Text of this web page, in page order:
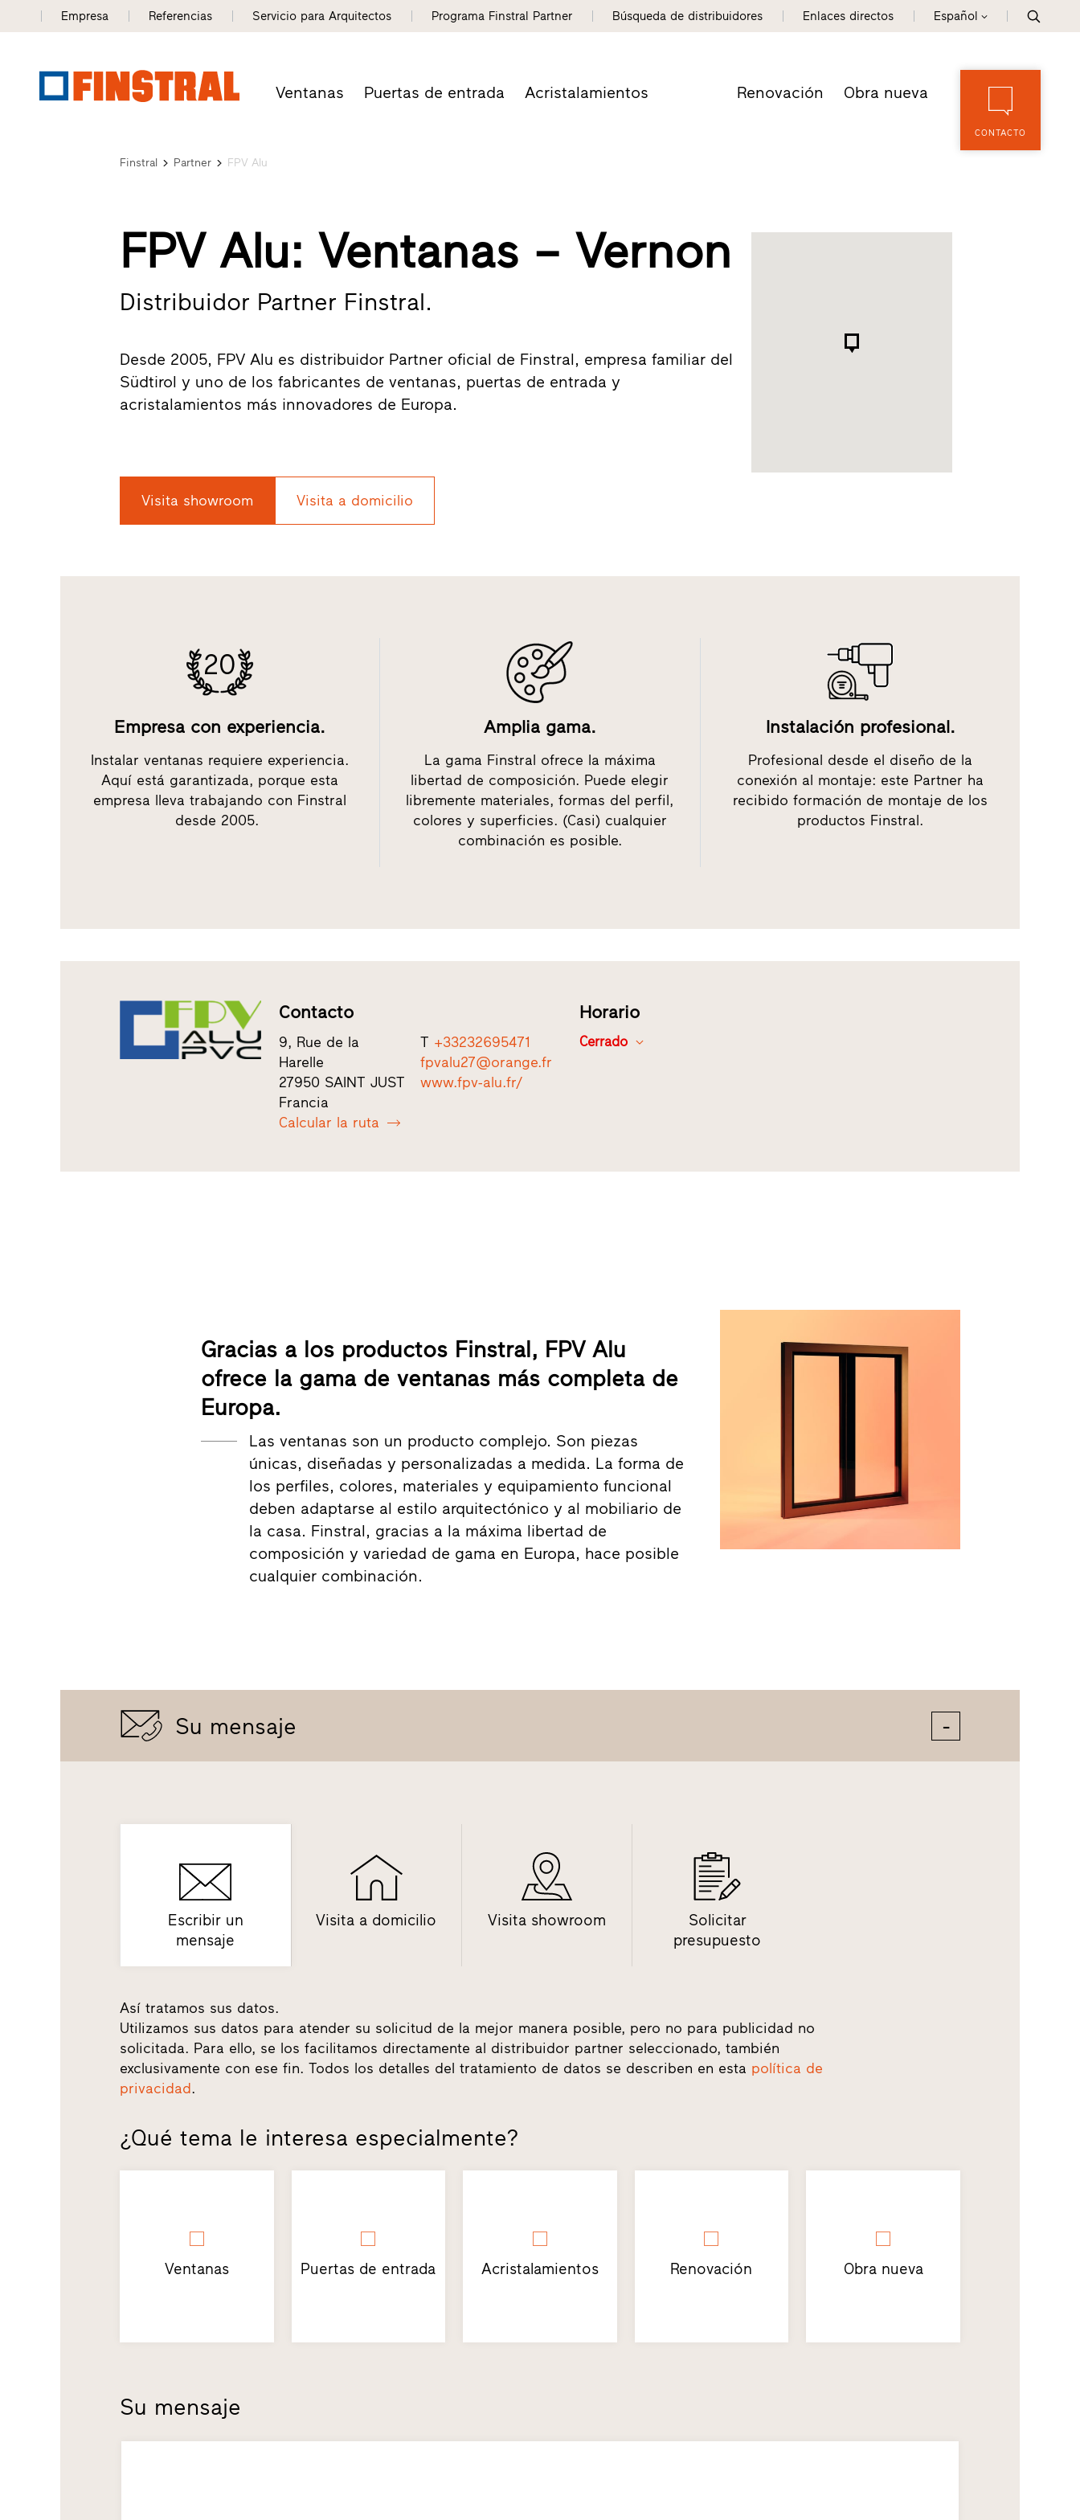
Empresa Referencias Servicio para Arquitectos Programa Finstral Partner Búsqueda de distribuidores Enlaces directos Español
Ventanas Puertas de entrada Acristalamientos Renovación Obra nueva
CONTACTO
Finstral Partner FPV Alu
FPV Alu: Ventanas – Vernon
Distribuidor Partner Finstral.
Desde 2005, FPV Alu es distribuidor Partner oficial de Finstral, empresa familiar del
Südtirol y uno de los fabricantes de ventanas, puertas de entrada y
acristalamientos más innovadores de Europa.
Visita showroom Visita a domicilio
20
Empresa con experiencia.
Instalar ventanas requiere experiencia.
Aquí está garantizada, porque esta
empresa lleva trabajando con Finstral
desde 2005.
Amplia gama.
La gama Finstral ofrece la máxima
libertad de composición. Puede elegir
libremente materiales, formas del perfil,
colores y superficies. (Casi) cualquier
combinación es posible.
Instalación profesional.
Profesional desde el diseño de la
conexión al montaje: este Partner ha
recibido formación de montaje de los
productos Finstral.
Contacto
9, Rue de la
Harelle
27950 SAINT JUST
Francia
Calcular la ruta
T +33232695471
fpvalu27@orange.fr
www.fpv-alu.fr/
Horario
Cerrado
Gracias a los productos Finstral, FPV Alu
ofrece la gama de ventanas más completa de
Europa.
Las ventanas son un producto complejo. Son piezas
únicas, diseñadas y personalizadas a medida. La forma de
los perfiles, colores, materiales y equipamiento funcional
deben adaptarse al estilo arquitectónico y al mobiliario de
la casa. Finstral, gracias a la máxima libertad de
composición y variedad de gama en Europa, hace posible
cualquier combinación.
Su mensaje
Escribir un
mensaje
Visita a domicilio Visita showroom
Solicitar
presupuesto
Así tratamos sus datos.
Utilizamos sus datos para atender su solicitud de la mejor manera posible, pero no para publicidad no
solicitada. Para ello, se los facilitamos directamente al distribuidor partner seleccionado, también
exclusivamente con ese fin. Todos los detalles del tratamiento de datos se describen en esta política de
privacidad.
¿Qué tema le interesa especialmente?
Ventanas Puertas de entrada Acristalamientos Renovación Obra nueva
Su mensaje